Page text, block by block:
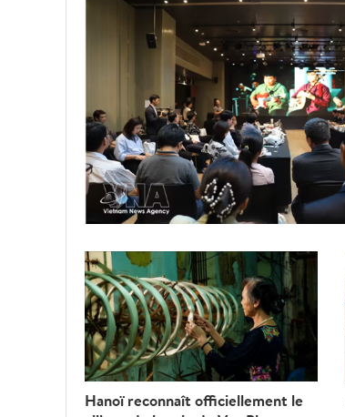
Hanoï reconnaît officiellement le